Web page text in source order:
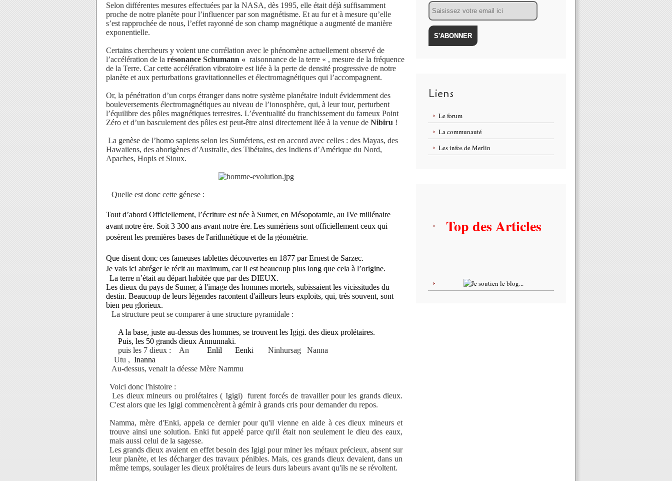
Selon différentes mesures effectuées par la NASA, dès 1995, elle était déjà suffisamment
proche de notre planète pour l’influencer par son magnétisme. Et au fur et à mesure qu’elle
s’est rapprochée de nous, l’effet rayonné de son champ magnétique a augmenté de manière
exponentielle.
Certains chercheurs y voient une corrélation avec le phénomène actuellement observé de
l’accélération de la résonance Schumann « raisonnance de la terre « , mesure de la fréquence
de la Terre. Car cette accélération vibratoire est liée à la perte de densité progressive de notre
planète et aux perturbations gravitationnelles et électromagnétiques qui l’accompagnent.
Or, la pénétration d’un corps étranger dans notre système planétaire induit évidemment des
bouleversements électromagnétiques au niveau de l’ionosphère, qui, à leur tour, perturbent
l’équilibre des pôles magnétiques terrestres. L’éventualité du franchissement du fameux Point
Zéro et d’un basculement des pôles est peut-être ainsi directement liée à la venue de Nibiru !
La genèse de l’homo sapiens selon les Sumériens, est en accord avec celles : des Mayas, des
Hawaiiens, des aborigènes d’Australie, des Tibétains, des Indiens d’Amérique du Nord,
Apaches, Hopis et Sioux.
Quelle est donc cette génese :
Tout d’abord Officiellement, l’écriture est née à Sumer, en Mésopotamie, au IVe millénaire
avant notre ère. Soit 3 300 ans avant notre ére. Les sumériens sont officiellement ceux qui
posèrent les premières bases de l'arithmétique et de la géométrie.
Que disent donc ces fameuses tablettes découvertes en 1877 par Ernest de Sarzec.
Je vais ici abréger le récit au maximum, car il est beaucoup plus long que cela à l’origine.
La terre n’était au départ habitée que par des DIEUX.
Les dieux du pays de Sumer, à l'image des hommes mortels, subissaient les vicissitudes du
destin. Beaucoup de leurs légendes racontent d'ailleurs leurs exploits, qui, très souvent, sont
bien peu glorieux.
La structure peut se comparer à une structure pyramidale :
A la base, juste au-dessus des hommes, se trouvent les Igigi. des dieux prolétaires.
Puis, les 50 grands dieux Annunnaki.
puis les 7 dieux :
An Enlil Eenki Ninhursag Nanna
Utu , Inanna
Au-dessus, venait la déesse Mère Nammu
Voici donc l'histoire :
Les dieux mineurs ou prolétaires ( Igigi)
furent forcés de travailler pour les grands dieux.
C'est alors que les Igigi commencèrent à gémir à grands cris pour demander du repos.
Namma, mère d'Enki, appela ce dernier pour qu'il vienne en aide à ces dieux mineurs et
trouve ainsi une solution. Enki fut appelé parce qu'il était non seulement le dieu des eaux,
mais aussi celui de la sagesse.
Les grands dieux avaient en effet besoin des Igigi pour miner les métaux précieux, absent sur
leur planète, et les décharger des travaux pénibles. Mais, ces grands dieux devaient, dans un
même temps, soulager les dieux prolétaires de leurs durs labeurs avant qu'ils ne se révoltent.
Email
Liens
Le forum
La communauté
Les infos de Merlin
Top des Articles